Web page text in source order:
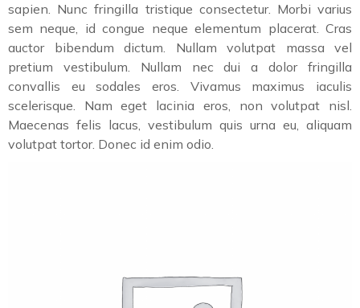
sapien. Nunc fringilla tristique consectetur. Morbi varius
sem neque, id congue neque elementum placerat. Cras
auctor bibendum dictum. Nullam volutpat massa vel
pretium vestibulum. Nullam nec dui a dolor fringilla
convallis eu sodales eros. Vivamus maximus iaculis
scelerisque. Nam eget lacinia eros, non volutpat nisl.
Maecenas felis lacus, vestibulum quis urna eu, aliquam
volutpat tortor. Donec id enim odio.